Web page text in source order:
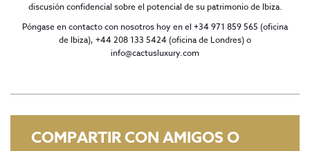
discusión confidencial sobre el potencial de su patrimonio de Ibiza.
Póngase en contacto con nosotros hoy en el +34 971 859 565 (oficina
de Ibiza), +44 208 133 5424 (oficina de Londres) o
info@cactusluxury.com
COMPARTIR CON AMIGOS O